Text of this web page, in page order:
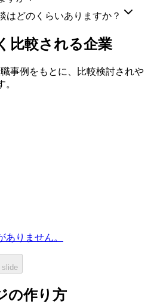
はどのくらいありますか？
比較される企業
事例をもとに、比較検討されや
ありません。
slide
の作り方